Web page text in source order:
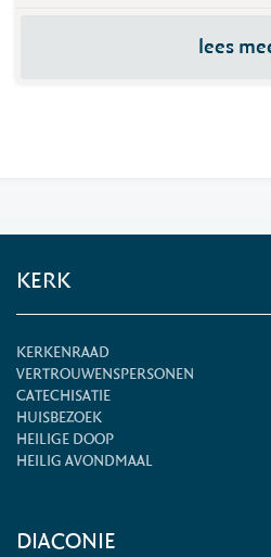
lees
KERK
KERKENRAAD
VERTROUWENSPERSONEN
CATECHISATIE
HUISBEZOEK
HEILIGE DOOP
HEILIG AVONDMAAL
DIACONIE